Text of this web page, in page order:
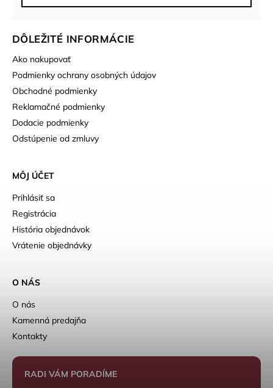
DÔLEŽITÉ INFORMÁCIE
Ako nakupovať
Podmienky ochrany osobných údajov
Obchodné podmienky
Reklamačné podmienky
Dodacie podmienky
Odstúpenie od zmluvy
MÔJ ÚČET
Prihlásiť sa
Registrácia
História objednávok
Vrátenie objednávky
O NÁS
O nás
Kamenná predajňa
Kontakty
RADI VÁM PORADÍME